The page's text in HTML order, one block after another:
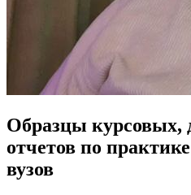
Образцы курсовых,
отчетов по
вузов